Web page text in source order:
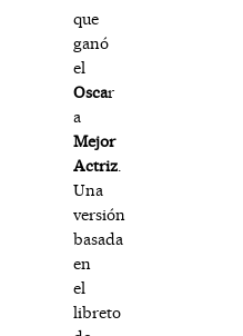
que
ganó
el
Oscar
a
Mejor
Actriz.
Una
versión
basada
en
el
libreto